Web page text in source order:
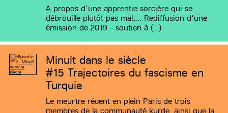
A propos d’une apprentie sorcière qui se
débrouille plutôt pas mal…. Rediffusion d'une
émission de 2019 - soutien à (…)
Minuit dans le siècle
#15 Trajectoires du fascisme en
Turquie
Le meurtre récent en plein Paris de trois
membres de la communauté kurde, ainsi que la